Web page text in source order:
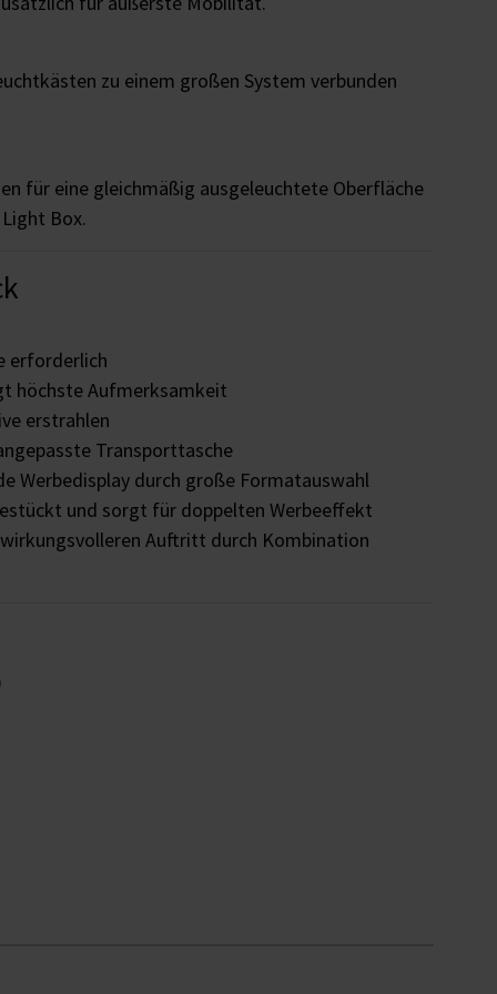
zu einem großen System verbunden
für eine gleichmäßig ausgeleuchtete Oberfläche
Box.
erforderlich
höchste Aufmerksamkeit
erstrahlen
Transporttasche
Werbedisplay durch große Formatauswahl
und sorgt für doppelten Werbeeffekt
Auftritt durch Kombination